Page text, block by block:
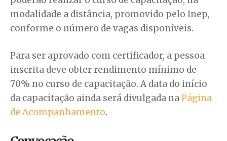
modalidade a distância, promovido pelo Inep,
conforme o número de vagas disponíveis.
Para ser aprovado com certificador, a pessoa
inscrita deve obter rendimento mínimo de
70% no curso de capacitação. A data do início
da capacitação ainda será divulgada naPágina
de Acompanhamento.